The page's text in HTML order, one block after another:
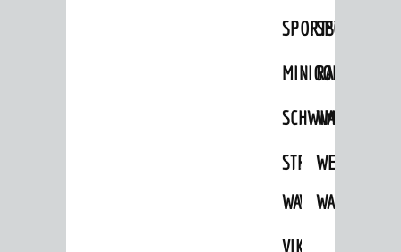
SPORTSTÄTTEN
MINIGOLFRADFAHREN
SCHWIMMEN
STRANDBAD
WAIDSEE
TSG
VIKTOR-
WANDERN
WEINHEIMER